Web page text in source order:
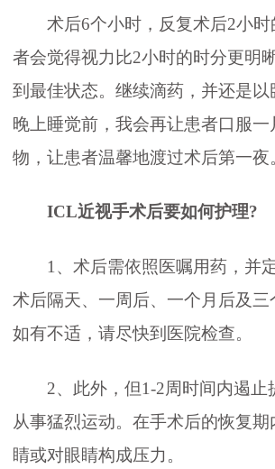
术后6个小时，反复术后2小
者会觉得视力比2小时的时分更明
到最佳状态。继续滴药，并还是以
晚上睡觉前，我会再让患者口服
物，让患者温馨地渡过术后第一夜
ICL近视手术后要如何护理?
1、术后需依照医嘱用药，并
术后隔天、一周后、一个月后及三
如有不适，请尽快到医院检查。
2、此外，但1-2周时间内遏止
从事猛烈运动。在手术后的恢复
睛或对眼睛构成压力。